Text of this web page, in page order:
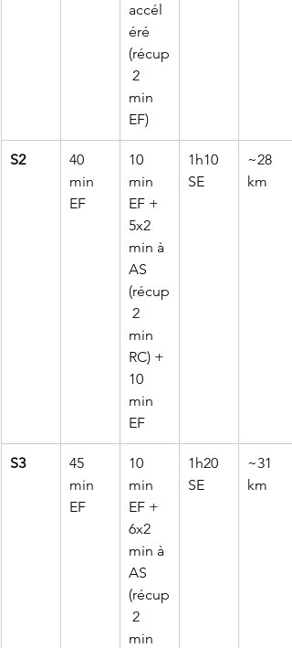
accél
éré
(récup
2
min
EF)
S2
40
min
EF
10
min
EF +
5x2
min à
AS
(récup
2
min
RC) +
10
min
EF
1h10
SE
~28
km
S3
45
min
EF
10
min
EF +
6x2
min à
AS
(récup
2
min
1h20
SE
~31
km